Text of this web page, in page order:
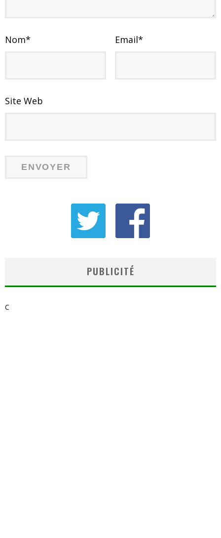
Nom* Email*
Site Web
PUBLICITÉ
C